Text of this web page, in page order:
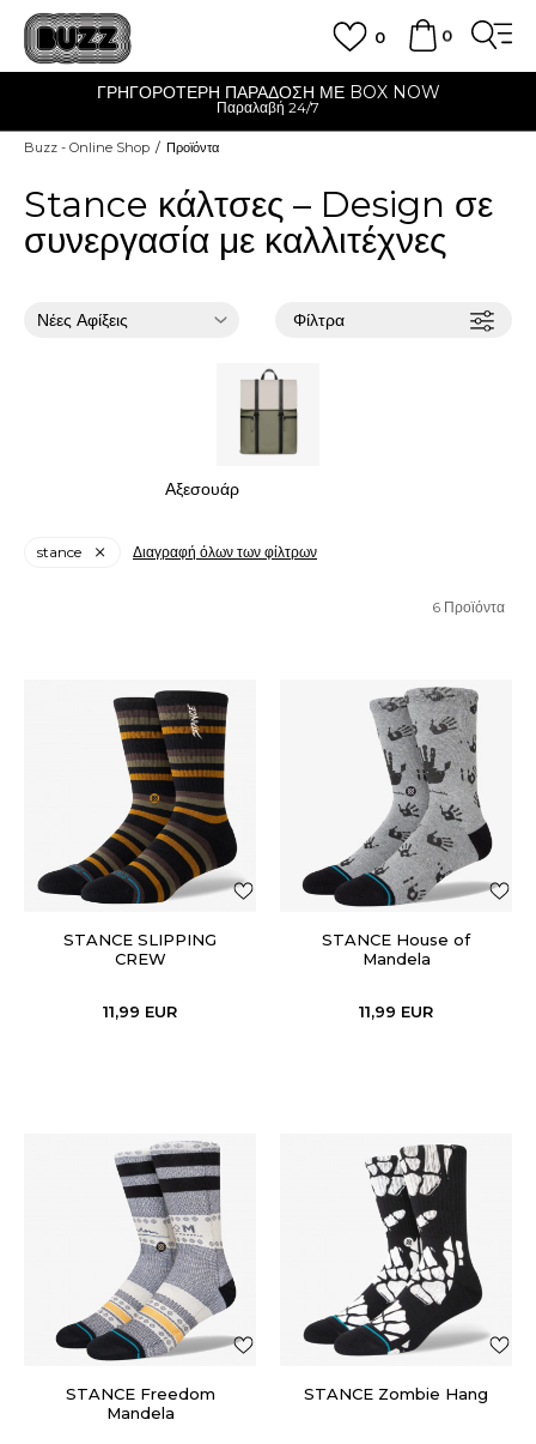
0
0
ΓΡΗΓΟΡΟΤΕΡΗ ΠΑΡΑΔΟΣΗ ΜΕ BOX NOW
Παραλαβή 24/7
Buzz - Online Shop Προϊόντα
Stance κάλτσες – Design σε
συνεργασία με καλλιτέχνες
Φίλτρα
Αξεσουάρ
stance Διαγραφή όλων των φίλτρων
6 Προϊόντα
STANCE SLIPPING
CREW
11,99 EUR
STANCE House of
Mandela
11,99 EUR
STANCE Freedom
Mandela
STANCE Zombie Hang